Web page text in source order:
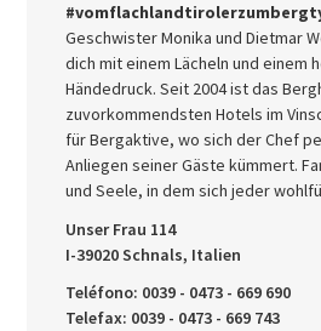
Geschwister Monika und Dietmar
dich mit einem Lächeln und einem
Händedruck. Seit 2004 ist das
zuvorkommendsten Hotels im
für Bergaktive, wo sich der Chef
Anliegen seiner Gäste kümmert.
und Seele, in dem sich jeder
Unser Frau 114
I-39020 Schnals, Italien
Teléfono: 0039 - 0473 - 669 690
Telefax: 0039 - 0473 - 669 743